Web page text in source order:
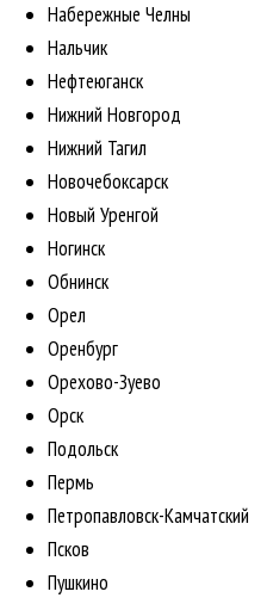
Набережные Челны
Нальчик
Нефтеюганск
Нижний Новгород
Нижний Тагил
Новочебоксарск
Новый Уренгой
Ногинск
Обнинск
Орел
Оренбург
Орехово-Зуево
Орск
Подольск
Пермь
Петропавловск-Камчатский
Псков
Пушкино